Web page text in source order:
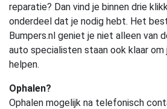
reparatie? Dan vind je binnen drie
onderdeel dat je nodig hebt. Het
Bumpers.nl geniet je niet alleen van
auto specialisten staan ook klaar
helpen.
Ophalen?
Ophalen mogelijk na telefonisch